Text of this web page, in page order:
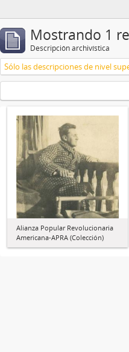
Mostrando 1
Descripción archivística
Sólo las descripciones de nivel
Alianza Popular Revolucionaria
Americana-APRA (Colección)